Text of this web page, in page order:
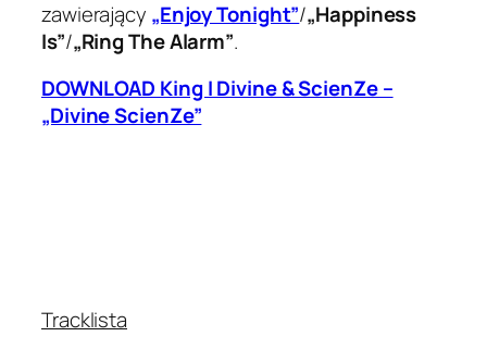
zawierający „Enjoy Tonight”/„Happiness
Is”/„Ring The Alarm”.
DOWNLOAD King I Divine & ScienZe –
„Divine ScienZe”
Tracklista